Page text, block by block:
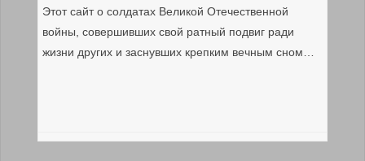
Этот сайт о солдатах Великой Отечественной
войны, совершивших свой ратный подвиг ради
жизни других и заснувших крепким вечным сном…